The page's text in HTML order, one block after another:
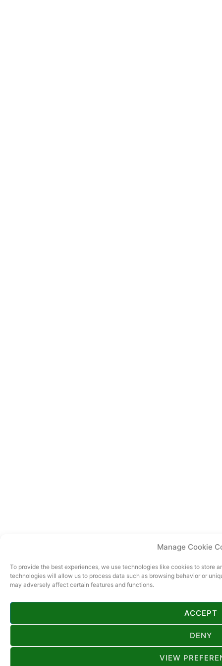
Manage Cookie
To provide the best experiences, we use technologies like cookies to store
technologies will allow us to process data such as browsing behavior or
may adversely affect certain features and functions.
ACCEPT
DENY
VIEW